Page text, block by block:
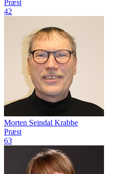
Præst
42
Morten Seindal Krabbe
Præst
63